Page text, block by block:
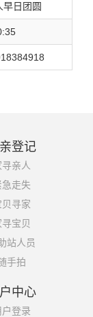
日团圆
登记
寻亲人
急走失
贝寻家
寻宝贝
站人员
手拍
中心
户登录